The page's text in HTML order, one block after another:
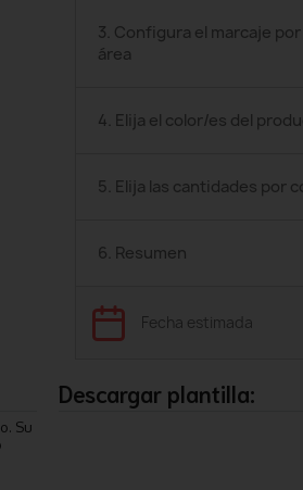
3. Configura el marcaje por
área
4. Elija el color/es del
5. Elija las cantidades por
6. Resumen
Fecha estimada
Su
Descargar plantilla: